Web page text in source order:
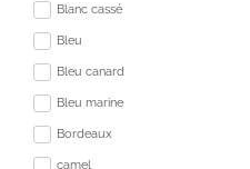
Blanc cassé
Bleu
Bleu canard
Bleu marine
Bordeaux
camel